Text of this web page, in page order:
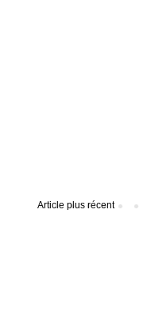
Article plus récent